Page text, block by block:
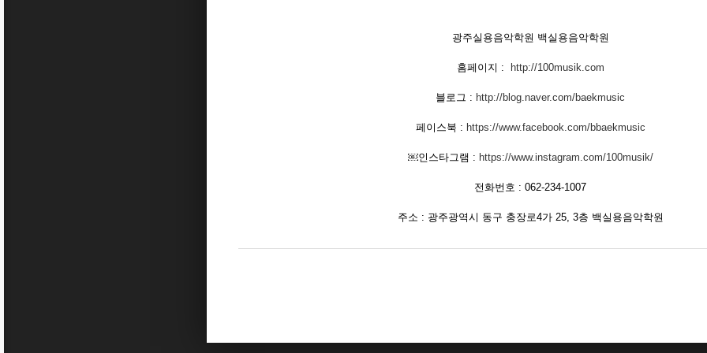
광주실용음악학원 백실용음악학원
홈페이지 : http://100musik.com
블로그 : http://blog.naver.com/baekmusic
페이스북 : https://www.facebook.com/bbaekmusic
￼인스타그램 : https://www.instagram.com/100musik/
전화번호 : 062-234-1007
주소 : 광주광역시 동구 충장로4가 25, 3층 백실용음악학원